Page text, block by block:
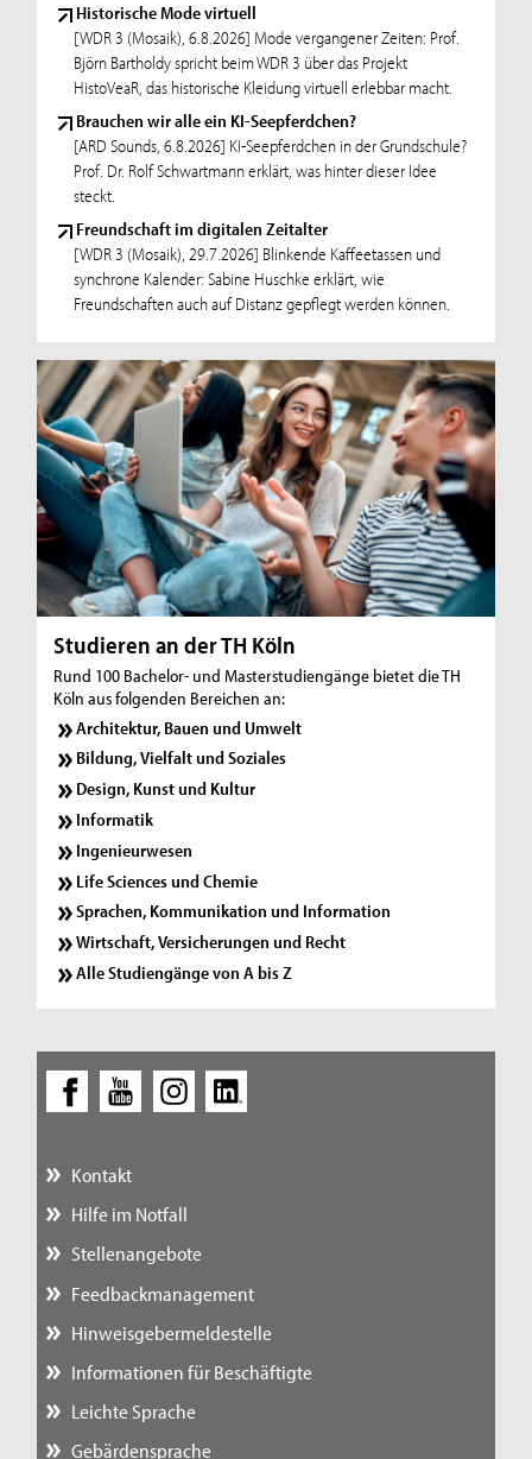
Historische Mode virtuell
[WDR 3 (Mosaik), 6.8.2026] Mode vergangener Zeiten: Prof.
Björn Bartholdy spricht beim WDR 3 über das Projekt
HistoVeaR, das historische Kleidung virtuell erlebbar macht.
Brauchen wir alle ein KI-Seepferdchen?
[ARD Sounds, 6.8.2026] KI-Seepferdchen in der Grundschule?
Prof. Dr. Rolf Schwartmann erklärt, was hinter dieser Idee
steckt.
Freundschaft im digitalen Zeitalter
[WDR 3 (Mosaik), 29.7.2026] Blinkende Kaffeetassen und
synchrone Kalender: Sabine Huschke erklärt, wie
Freundschaften auch auf Distanz gepflegt werden können.
Studieren an der TH Köln
Rund 100 Bachelor- und Masterstudiengänge bietet die TH
Köln aus folgenden Bereichen an:
Architektur, Bauen und Umwelt
Bildung, Vielfalt und Soziales
Design, Kunst und Kultur
Informatik
Ingenieurwesen
Life Sciences und Chemie
Sprachen, Kommunikation und Information
Wirtschaft, Versicherungen und Recht
Alle Studiengänge von A bis Z
Kontakt
Hilfe im Notfall
Stellenangebote
Feedbackmanagement
Hinweisgebermeldestelle
Informationen für Beschäftigte
Leichte Sprache
Gebärdensprache